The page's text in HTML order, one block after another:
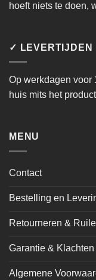
hoeft niets te doen,
✓ LEVERTIJDEN
Op werkdagen voor
huis mits het
MENU
Contact
Bestelling en
Retourneren &
Garantie & Klachten
Algemene